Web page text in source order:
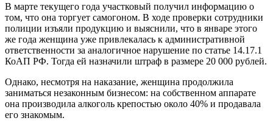
В марте текущего года участковый получил информацию о
том, что она торгует самогоном. В ходе проверки сотрудники
полиции изъяли продукцию и выяснили, что в январе этого
же года женщина уже привлекалась к административной
ответственности за аналогичное нарушение по статье 14.17.1
КоАП РФ. Тогда ей назначили штраф в размере 20 000 рублей.
Однако, несмотря на наказание, женщина продолжила
заниматься незаконным бизнесом: на собственном аппарате
она производила алкоголь крепостью около 40% и продавала
его знакомым.